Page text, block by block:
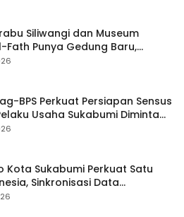
Siliwangi dan Museum
Fath Punya Gedung Baru,
Koleksi Dipisahkan
BPS Perkuat Persiapan Sensus
Usaha Sukabumi Diminta
Data
Kota Sukabumi Perkuat Satu
Sinkronisasi Data
Dikebut